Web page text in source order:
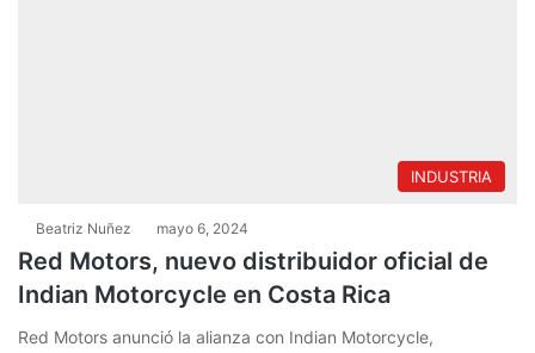
INDUSTRIA
Beatriz Nuñez mayo 6, 2024
Red Motors, nuevo distribuidor oficial de
Indian Motorcycle en Costa Rica
Red Motors anunció la alianza con Indian Motorcycle,